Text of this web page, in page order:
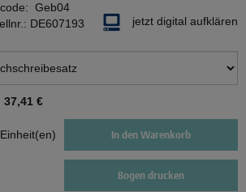
Geb04
DE607193 jetzt digital aufklären
37,41 €
Einheit(en) In den Warenkorb
Bogen drucken